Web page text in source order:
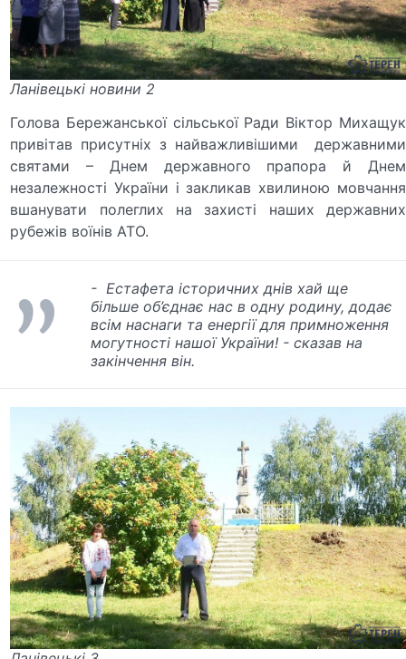
Ланівецькі новини 2
Голова Бережанської сільської Ради Віктор Михащук
привітав присутніх з найважливішими державними
святами – Днем державного прапора й Днем
незалежності України і закликав хвилиною мовчання
вшанувати полеглих на захисті наших державних
рубежів воїнів АТО.
- Естафета історичних днів хай ще
більше об’єднає нас в одну родину, додає
всім наснаги та енергії для примноження
могутності нашої України! - сказав на
закінчення він.